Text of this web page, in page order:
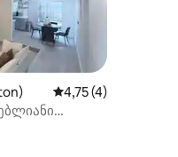
საშუალო
4,75 (4)